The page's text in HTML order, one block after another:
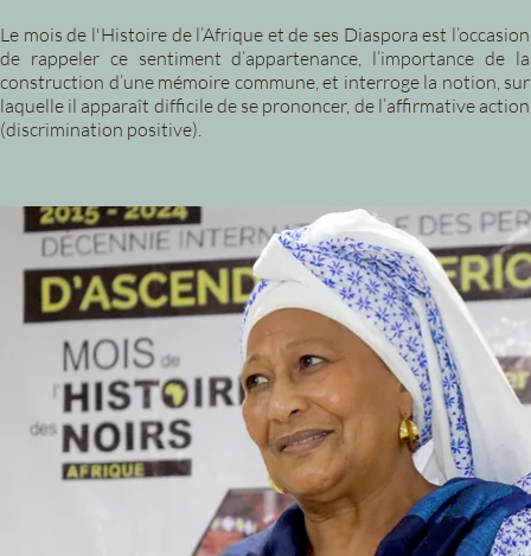
Le mois de l'Histoire de l’Afrique et de ses Diaspora est l’occasion
de rappeler ce sentiment d’appartenance, l’importance de la
construction d’une mémoire commune, et interroge la notion, sur
laquelle il apparaît difficile de se prononcer, de l’affirmative action
(discrimination positive).